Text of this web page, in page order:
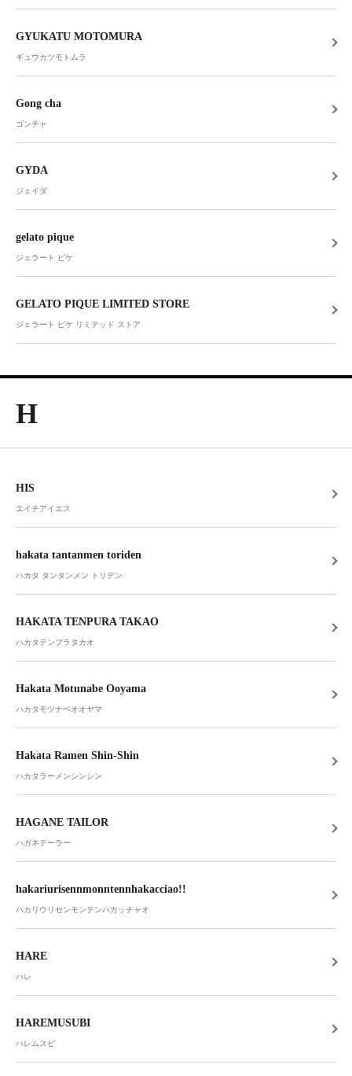
GYUKATU MOTOMURA
ギュウカツモトムラ
Gong cha
ゴンチャ
GYDA
ジェイダ
gelato pique
ジェラート ピケ
GELATO PIQUE LIMITED STORE
ジェラート ピケ リミテッド ストア
H
HIS
エイチアイエス
hakata tantanmen toriden
ハカタ タンタンメン トリデン
HAKATA TENPURA TAKAO
ハカタテンプラタカオ
Hakata Motunabe Ooyama
ハカタモツナベオオヤマ
Hakata Ramen Shin-Shin
ハカタラーメンシンシン
HAGANE TAILOR
ハガネテーラー
hakariurisennmonntennhakacciao!!
ハカリウリセンモンテンハカッチャオ
HARE
ハレ
HAREMUSUBI
ハレムスビ